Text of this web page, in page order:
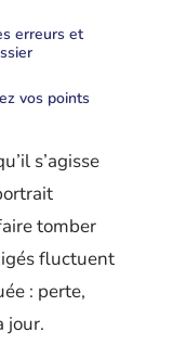
erreurs et
vos points
s’agisse
tomber
fluctuent
: perte,
jour.